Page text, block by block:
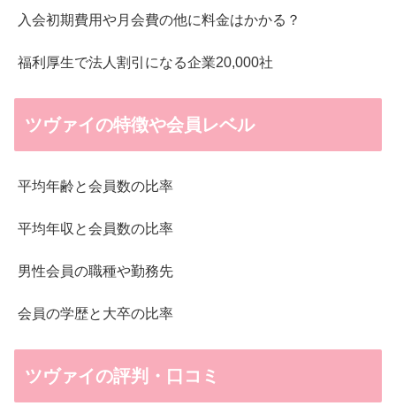
入会初期費用や月会費の他に料金はかかる？
福利厚生で法人割引になる企業20,000社
ツヴァイの特徴や会員レベル
平均年齢と会員数の比率
平均年収と会員数の比率
男性会員の職種や勤務先
会員の学歴と大卒の比率
ツヴァイの評判・口コミ